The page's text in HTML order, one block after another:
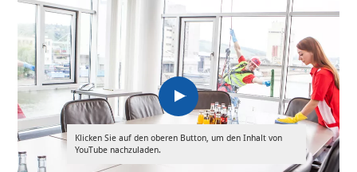
Klicken Sie auf den oberen Button, um den Inhalt von
YouTube nachzuladen.